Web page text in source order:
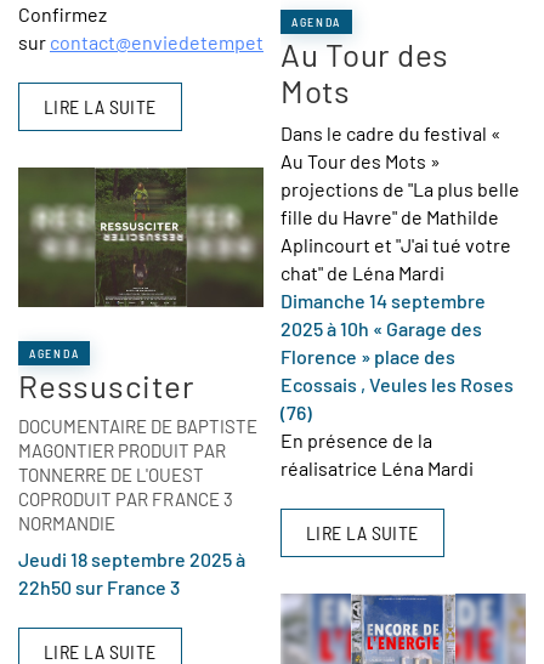
Confirmez
sur contact@enviedetempete.com
LIRE LA SUITE
AGENDA
Ressusciter
DOCUMENTAIRE DE BAPTISTE
MAGONTIER PRODUIT PAR
TONNERRE DE L'OUEST
COPRODUIT PAR FRANCE 3
NORMANDIE
Jeudi 18 septembre 2025 à
22h50 sur France 3
LIRE LA SUITE
AGENDA
Au Tour des
Mots
Dans le cadre du festival «
Au Tour des Mots »
projections de "La plus belle
fille du Havre" de Mathilde
Aplincourt et "J'ai tué votre
chat" de Léna Mardi
Dimanche 14 septembre
2025 à 10h « Garage des
Florence » place des
Ecossais , Veules les Roses
(76)
En présence de la
réalisatrice Léna Mardi
LIRE LA SUITE